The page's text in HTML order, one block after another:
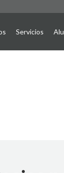
Servicios